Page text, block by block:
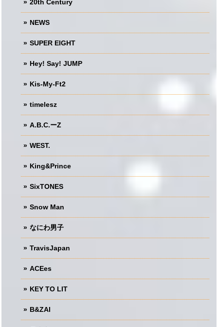
20th Century
NEWS
SUPER EIGHT
Hey! Say! JUMP
Kis-My-Ft2
timelesz
A.B.C.ーZ
WEST.
King&Prince
SixTONES
Snow Man
なにわ男子
TravisJapan
ACEes
KEY TO LIT
B&ZAI